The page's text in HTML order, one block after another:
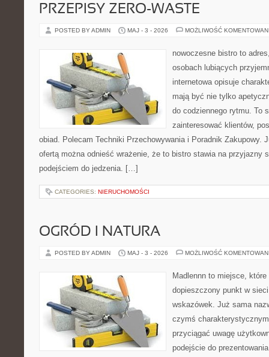
PRZEPISY ZERO-WASTE
POSTED BY ADMIN MAJ - 3 - 2026 MOŻLIWOŚĆ
nowoczesne bistro to
osobach lubiących
internetowa opisuje
mają być nie tylko
do codziennego rytmu. To
zainteresować klientów,
obiad. Polecam Techniki Przechowywania i Poradnik Zakupowy.
ofertą można odnieść wrażenie, że to bistro stawia na przyjazny
podejściem do jedzenia. […]
CATEGORIES: NIERUCHOMOŚCI
OGRÓD I NATURA
POSTED BY ADMIN MAJ - 3 - 2026 MOŻLIWOŚĆ
Madlennn to miejsce,
dopieszczony punkt w
wskazówek. Już sama
czymś
przyciągać uwagę
podejście do